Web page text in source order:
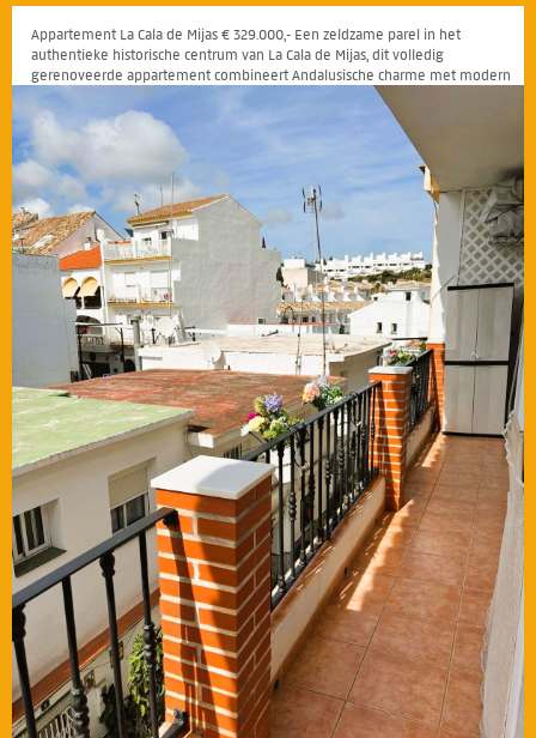
Appartement La Cala de Mijas € 329.000,- Een zeldzame parel in het
authentieke historische centrum van La Cala de Mijas, dit volledig
gerenoveerde appartement combineert Andalusische charme met modern
comfort